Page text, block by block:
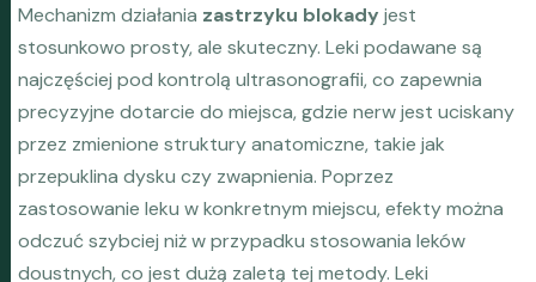
Mechanizm działania zastrzyku blokady jest
stosunkowo prosty, ale skuteczny. Leki podawane są
najczęściej pod kontrolą ultrasonografii, co zapewnia
precyzyjne dotarcie do miejsca, gdzie nerw jest uciskany
przez zmienione struktury anatomiczne, takie jak
przepuklina dysku czy zwapnienia. Poprzez
zastosowanie leku w konkretnym miejscu, efekty można
odczuć szybciej niż w przypadku stosowania leków
doustnych, co jest dużą zaletą tej metody. Leki